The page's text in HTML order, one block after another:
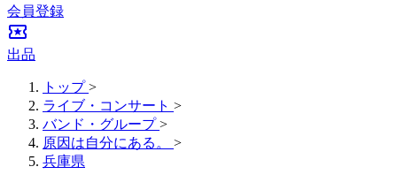
会員登録
local_activity
出品
トップ >
ライブ・コンサート >
バンド・グループ >
原因は自分にある。
>
兵庫県